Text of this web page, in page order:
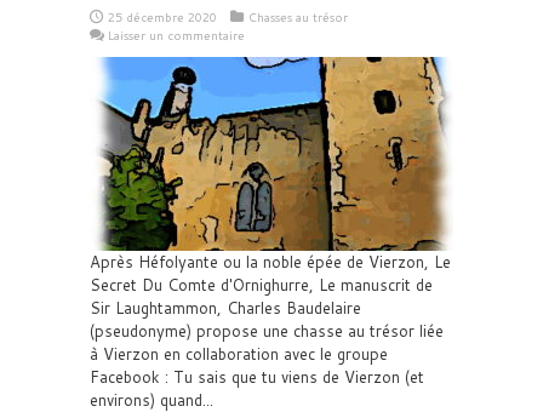
25 décembre 2020
Chasses au trésor
Laisser un commentaire
Après Héfolyante ou la noble épée de Vierzon, Le
Secret Du Comte d'Ornighurre, Le manuscrit de
Sir Laughtammon, Charles Baudelaire
(pseudonyme) propose une chasse au trésor liée
à Vierzon en collaboration avec le groupe
Facebook : Tu sais que tu viens de Vierzon (et
environs) quand...